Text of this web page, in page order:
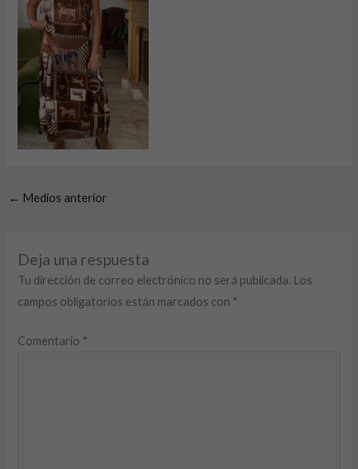
← Medios anterior
Deja una respuesta
Tu dirección de correo electrónico no será publicada. Los
campos obligatorios están marcados con *
Comentario *